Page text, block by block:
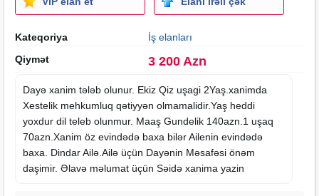
Kateqoriya
İş elanları
Qiymət
3 200 Azn
Dayə xanim tələb olunur. Ekiz Qiz uşagi 2Yaş.xanimda
Xestelik mehkumluq qətiyyən olmamalidir.Yaş heddi
yoxdur dil teleb olunmur. Maaş Gundelik 140azn.1 uşaq
70azn.Xanim öz evindədə baxa bilər Ailenin evindədə
baxa. Dindar Ailə.Ailə üçün Dayənin Məsafəsi önəm
daşimir. Əlavə məlumat üçün Səidə xanima yazin